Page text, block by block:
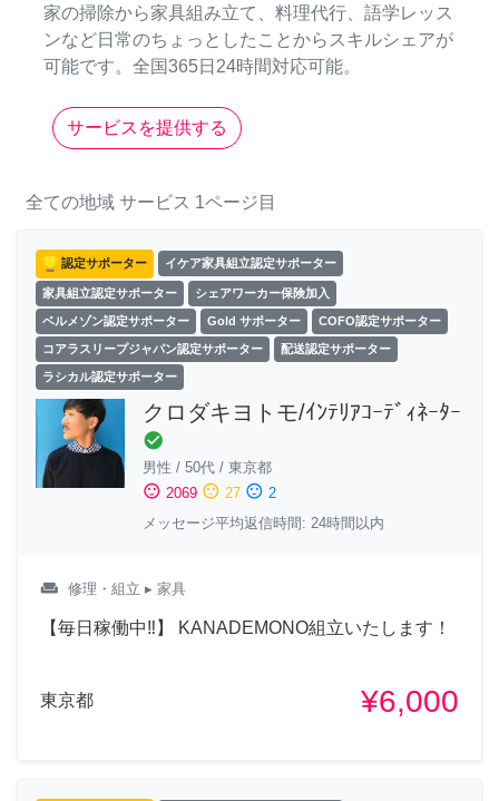
家の掃除から家具組み立て、料理代行、語学レッス
ンなど日常のちょっとしたことからスキルシェアが
可能です。全国365日24時間対応可能。
サービスを提供する
全ての地域 サービス 1ページ目
認定サポーター イケア家具組立認定サポーター
家具組立認定サポーター シェアワーカー保険加入
ベルメゾン認定サポーター Gold サポーター COFO認定サポーター
コアラスリープジャパン認定サポーター 配送認定サポーター
ラシカル認定サポーター
クロダキヨトモ/ｲﾝﾃﾘｱｺｰﾃﾞｨﾈｰﾀｰ
check_circle
男性 / 50代 / 東京都
sentiment_satisfied 2069 sentiment_neutral 27 sentiment_dissatisfied 2
メッセージ平均返信時間: 24時間以内
weekend 修理・組立 ▸ 家具
【毎日稼働中‼︎】 KANADEMONO組立いたします！
東京都 ¥6,000